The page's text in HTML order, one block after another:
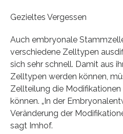
Gezieltes Vergessen
Auch embryonale
verschiedene Zelltypen
sich sehr schnell. Damit aus
Zelltypen werden können,
Zellteilung die
können. „In der
Veränderung der
sagt Imhof.